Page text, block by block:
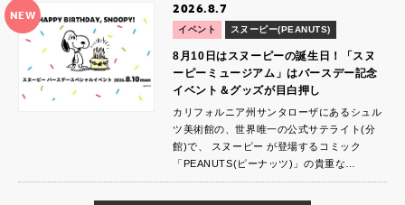
NEW 2026.8.7
イベント スヌーピー(PEANUTS)
8月10日はスヌーピーの誕生日！「スヌ
ーピーミュージアム」はバースデー記念
イベント＆グッズが目白押し
カリフォルニア州サンタローザにあるシュル
ツ美術館の、世界唯一の公式サテライト(分
館)で、 スヌーピー が登場するコミック
「PEANUTS(ピーナッツ)」の貴重な…